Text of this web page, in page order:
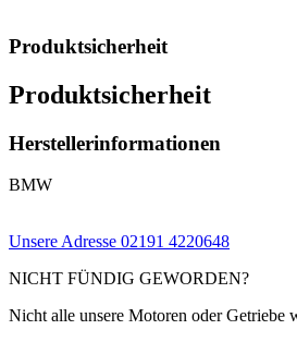
Produktsicherheit
Produktsicherheit
Herstellerinformationen
BMW
Unsere Adresse 02191 4220648
NICHT FÜNDIG GEWORDEN?
Nicht alle unsere Motoren oder Getriebe